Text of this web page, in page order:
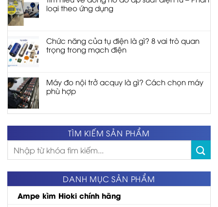
loại theo ứng dụng
Chức năng của tụ điện là gì? 8 vai trò quan
trọng trong mạch điện
Máy đo nội trở acquy là gì? Cách chọn máy
phù hợp
TÌM KIẾM SẢN PHẨM
Tìm
kiếm:
DANH MỤC SẢN PHẨM
Ampe kìm Hioki chính hãng